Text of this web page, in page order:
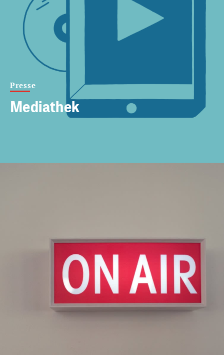
Presse
Mediathek